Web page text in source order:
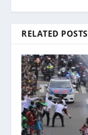
RELATED POSTS